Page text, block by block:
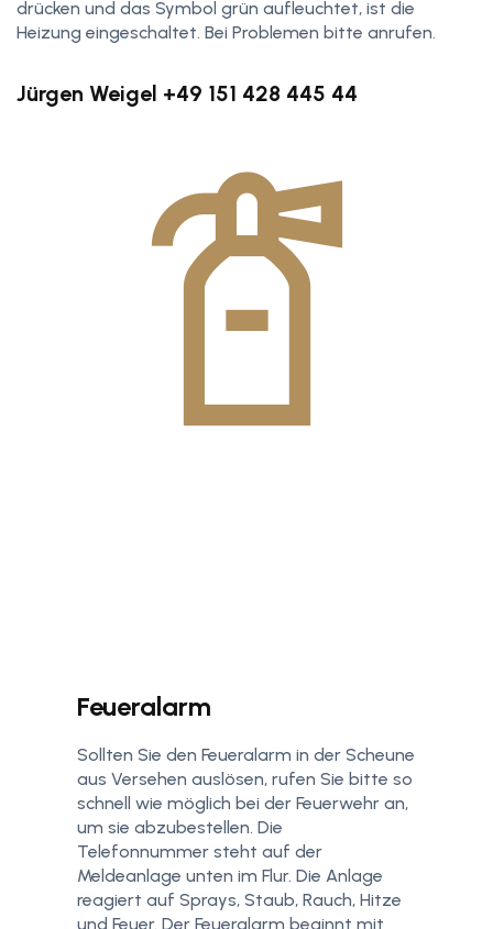
drücken und das Symbol grün aufleuchtet, ist die
Heizung eingeschaltet. Bei Problemen bitte anrufen.
Jürgen Weigel +49 151 428 445 44
Feueralarm
Sollten Sie den Feueralarm in der Scheune
aus Versehen auslösen, rufen Sie bitte so
schnell wie möglich bei der Feuerwehr an,
um sie abzubestellen. Die
Telefonnummer steht auf der
Meldeanlage unten im Flur. Die Anlage
reagiert auf Sprays, Staub, Rauch, Hitze
und Feuer. Der Feueralarm beginnt mit